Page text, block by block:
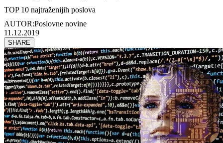
TOP 10 najtraženijih poslova
AUTOR:Poslovne novine
11.12.2019
SHARE